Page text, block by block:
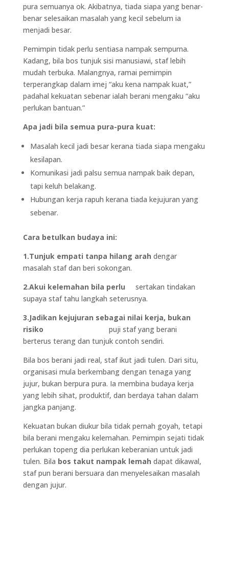
pura semuanya ok. Akibatnya, tiada siapa yang benar-
benar selesaikan masalah yang kecil sebelum ia
menjadi besar.
Pemimpin tidak perlu sentiasa nampak sempurna.
Kadang, bila bos tunjuk sisi manusiawi, staf lebih
mudah terbuka. Malangnya, ramai pemimpin
terperangkap dalam imej “aku kena nampak kuat,”
padahal kekuatan sebenar ialah berani mengaku “aku
perlukan bantuan.”
Apa jadi bila semua pura-pura kuat:
Masalah kecil jadi besar kerana tiada siapa mengaku
kesilapan.
Komunikasi jadi palsu semua nampak baik depan,
tapi keluh belakang.
Hubungan kerja rapuh kerana tiada kejujuran yang
sebenar.
Cara betulkan budaya ini:
1.Tunjuk empati tanpa hilang arah dengar
masalah staf dan beri sokongan.
2.Akui kelemahan bila perlu
sertakan tindakan
supaya staf tahu langkah seterusnya.
3.Jadikan kejujuran sebagai nilai kerja, bukan
risiko
puji staf yang berani
berterus terang dan tunjuk contoh sendiri.
Bila bos berani jadi real, staf ikut jadi tulen. Dari situ,
organisasi mula berkembang dengan tenaga yang
jujur, bukan berpura pura. Ia membina budaya kerja
yang lebih sihat, produktif, dan berdaya tahan dalam
jangka panjang.
Kekuatan bukan diukur bila tidak pernah goyah, tetapi
bila berani mengaku kelemahan. Pemimpin sejati tidak
perlukan topeng dia perlukan keberanian untuk jadi
tulen. Bila bos takut nampak lemah dapat dikawal,
staf pun berani bersuara dan menyelesaikan masalah
dengan jujur.